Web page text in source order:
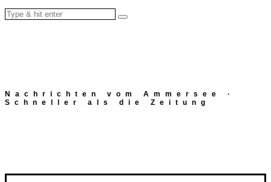
Nachrichten vom Ammersee ·
Schneller als die Zeitung